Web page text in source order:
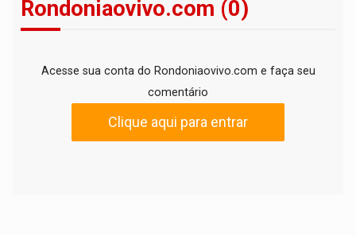
Rondoniaovivo.com (0)
Acesse sua conta do Rondoniaovivo.com e faça seu
comentário
Clique aqui para entrar